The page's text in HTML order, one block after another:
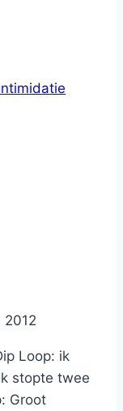
2012
Loop: ik
stopte twee
Groot